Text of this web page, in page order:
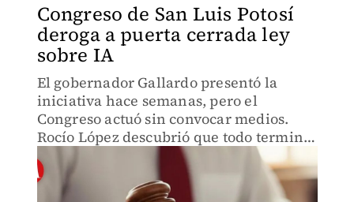
Congreso de San Luis Potosí
deroga a puerta cerrada ley
sobre IA
El gobernador Gallardo presentó la
iniciativa hace semanas, pero el
Congreso actuó sin convocar medios.
Rocío López descubrió que todo terminó
a las 8 am. El debate sobre IA y censura
apenas comienza con una nueva
iniciativa.